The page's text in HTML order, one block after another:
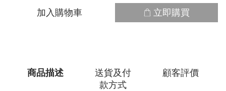
加入購物車 立即購買
商品描述
送貨及付
款方式
顧客評價